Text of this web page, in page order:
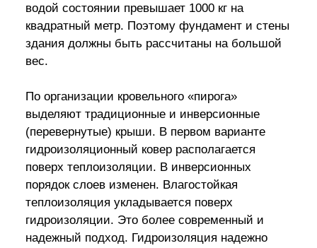
водой состоянии превышает 1000 кг на
квадратный метр. Поэтому фундамент и стены
здания должны быть рассчитаны на большой
вес.
По организации кровельного «пирога»
выделяют традиционные и инверсионные
(перевернутые) крыши. В первом варианте
гидроизоляционный ковер располагается
поверх теплоизоляции. В инверсионных
порядок слоев изменен. Влагостойкая
теплоизоляция укладывается поверх
гидроизоляции. Это более современный и
надежный подход. Гидроизоляция надежно